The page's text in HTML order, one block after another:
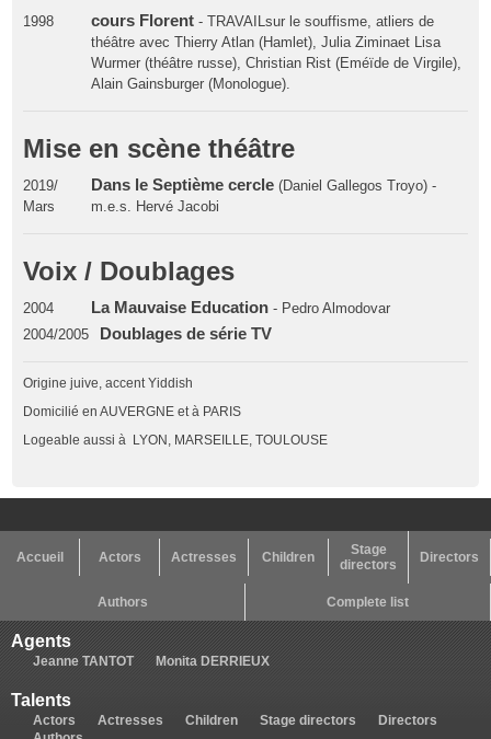
1998 cours Florent- TRAVAILsur le souffisme, atliers de
théâtre avec Thierry Atlan (Hamlet), Julia Ziminaet Lisa
Wurmer (théâtre russe), Christian Rist (Eméïde de Virgile),
Alain Gainsburger (Monologue).
Mise en scène théâtre
2019/
Mars
Dans le Septième cercle(Daniel Gallegos Troyo) -
m.e.s. Hervé Jacobi
Voix / Doublages
2004 La Mauvaise Education - Pedro Almodovar
2004/2005
Doublages de série TV
Origine juive, accent Yiddish
Domicilié en AUVERGNE et à PARIS
Logeable aussi à LYON, MARSEILLE, TOULOUSE
Accueil Actors Actresses Children
Stage
directors
Directors
Authors Complete list
Agents
Jeanne TANTOT Monita DERRIEUX
Talents
Actors Actresses Children Stage directors
Directors